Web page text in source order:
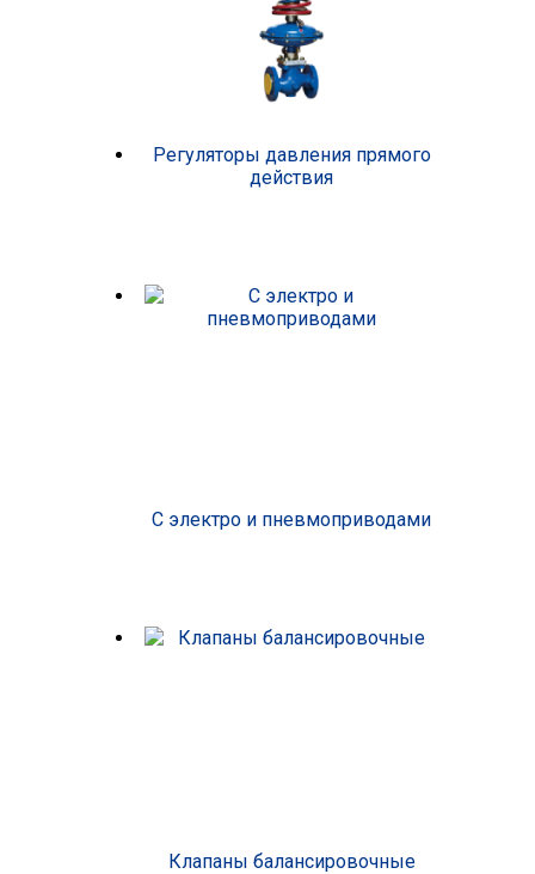
Регуляторы давления прямого
действия
С электро и пневмоприводами
Клапаны балансировочные